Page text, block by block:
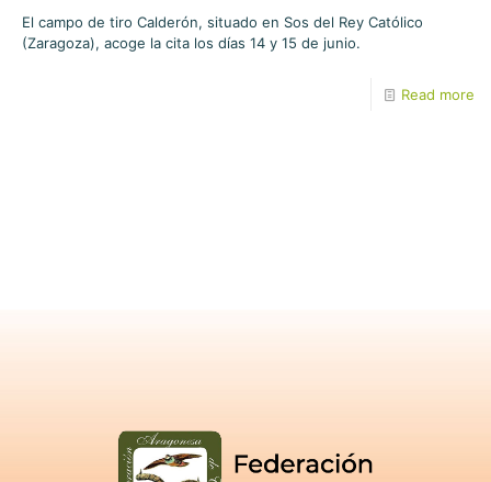
El campo de tiro Calderón, situado en Sos del Rey Católico
(Zaragoza), acoge la cita los días 14 y 15 de junio.
Read more